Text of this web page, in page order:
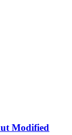
Modified